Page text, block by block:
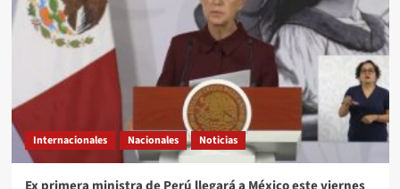
Internacionales Nacionales Noticias